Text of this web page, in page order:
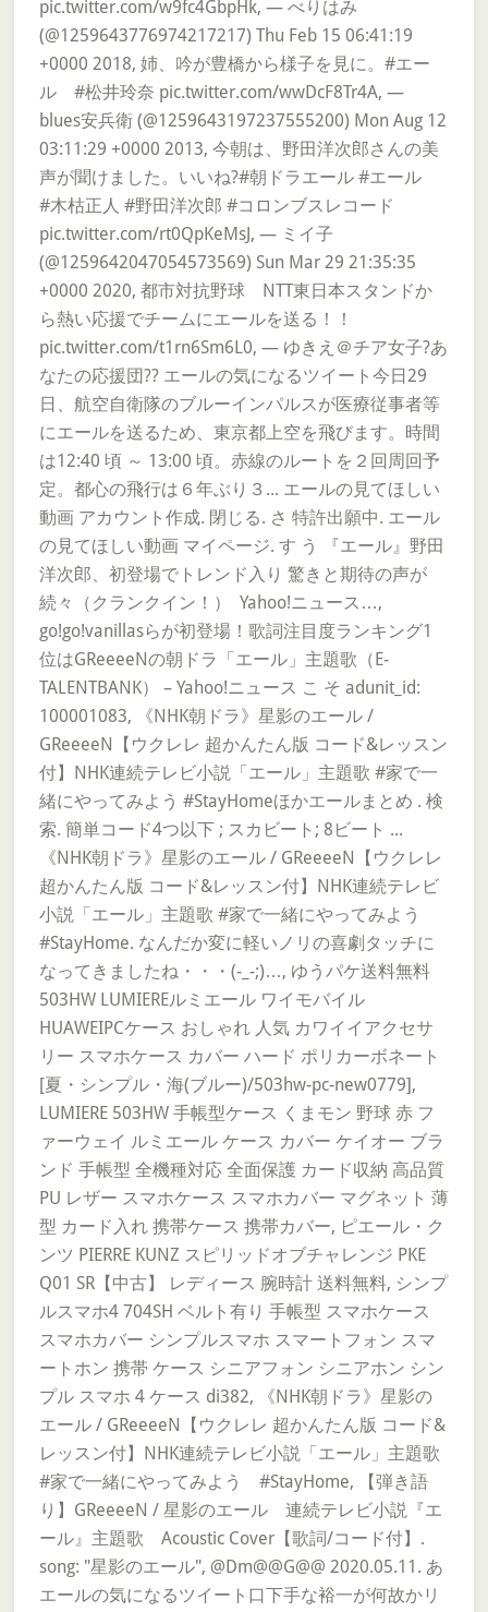
pic.twitter.com/w9fc4GbpHk, — べりはみ
(@1259643776974217217) Thu Feb 15 06:41:19
+0000 2018, 姉、吟が豊橋から様子を見に。#エー
ル #松井玲奈 pic.twitter.com/wwDcF8Tr4A, —
blues安兵衛 (@1259643197237555200) Mon Aug 12
03:11:29 +0000 2013, 今朝は、野田洋次郎さんの美
声が聞けました。いいね?#朝ドラエール #エール
#木枯正人 #野田洋次郎 #コロンブスレコード
pic.twitter.com/rt0QpKeMsJ, — ミイ子
(@1259642047054573569) Sun Mar 29 21:35:35
+0000 2020, 都市対抗野球 NTT東日本スタンドか
ら熱い応援でチームにエールを送る！！
pic.twitter.com/t1rn6Sm6L0, — ゆきえ＠チア女子?あ
なたの応援団?? エールの気になるツイート今日29
日、航空自衛隊のブルーインパルスが医療従事者等
にエールを送るため、東京都上空を飛びます。時間
は12:40 頃 ～ 13:00 頃。赤線のルートを２回周回予
定。都心の飛行は６年ぶり３... エールの見てほしい
動画 アカウント作成. 閉じる. さ 特許出願中. エール
の見てほしい動画 マイページ. す う 『エール』野田
洋次郎、初登場でトレンド入り 驚きと期待の声が
続々（クランクイン！） Yahoo!ニュース…,
go!go!vanillasらが初登場！歌詞注目度ランキング1
位はGReeeeNの朝ドラ「エール」主題歌（E-
TALENTBANK） – Yahoo!ニュース こ そ adunit_id:
100001083, 《NHK朝ドラ》星影のエール /
GReeeeN【ウクレレ 超かんたん版 コード&レッスン
付】NHK連続テレビ小説「エール」主題歌 #家で一
緒にやってみよう #StayHomeほかエールまとめ . 検
索. 簡単コード4つ以下 ; スカビート; 8ビート ...
《NHK朝ドラ》星影のエール / GReeeeN【ウクレレ
超かんたん版 コード&レッスン付】NHK連続テレビ
小説「エール」主題歌 #家で一緒にやってみよう
#StayHome. なんだか変に軽いノリの喜劇タッチに
なってきましたね・・・(-_-;)…, ゆうパケ送料無料
503HW LUMIEREルミエール ワイモバイル
HUAWEIPCケース おしゃれ 人気 カワイイアクセサ
リー スマホケース カバー ハード ポリカーボネート
[夏・シンプル・海(ブルー)/503hw-pc-new0779],
LUMIERE 503HW 手帳型ケース くまモン 野球 赤 フ
ァーウェイ ルミエール ケース カバー ケイオー ブラ
ンド 手帳型 全機種対応 全面保護 カード収納 高品質
PU レザー スマホケース スマホカバー マグネット 薄
型 カード入れ 携帯ケース 携帯カバー, ピエール・ク
ンツ PIERRE KUNZ スピリッドオブチャレンジ PKE
Q01 SR【中古】 レディース 腕時計 送料無料, シンプ
ルスマホ4 704SH ベルト有り 手帳型 スマホケース
スマホカバー シンプルスマホ スマートフォン スマ
ートホン 携帯 ケース シニアフォン シニアホン シン
プル スマホ 4 ケース di382, 《NHK朝ドラ》星影の
エール / GReeeeN【ウクレレ 超かんたん版 コード&
レッスン付】NHK連続テレビ小説「エール」主題歌
#家で一緒にやってみよう #StayHome, 【弾き語
り】GReeeeN / 星影のエール 連続テレビ小説『エ
ール』主題歌 Acoustic Cover【歌詞/コード付】.
song: "星影のエール", @Dm@@G@@ 2020.05.11. あ
エールの気になるツイート口下手な裕一が何故かリ